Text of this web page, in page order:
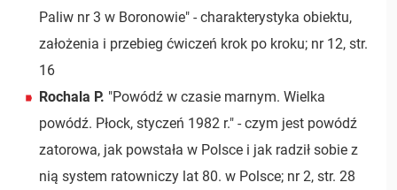
Paliw nr 3 w Boronowie" - charakterystyka obiektu,
założenia i przebieg ćwiczeń krok po kroku; nr 12, str.
16
Rochala P. "Powódź w czasie marnym. Wielka
powódź. Płock, styczeń 1982 r." - czym jest powódź
zatorowa, jak powstała w Polsce i jak radził sobie z
nią system ratowniczy lat 80. w Polsce; nr 2, str. 28